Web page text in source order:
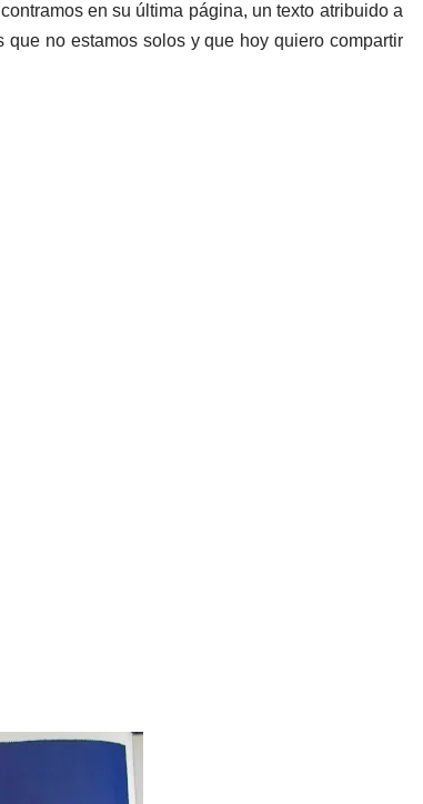
en su última página, un texto atribuido a
no estamos solos y que hoy quiero compartir